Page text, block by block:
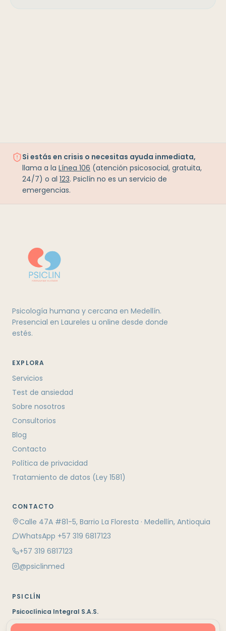
Si estás en crisis o necesitas ayuda inmediata,
llama a la Línea 106 (atención psicosocial, gratuita,
24/7) o al 123. Psiclín no es un servicio de
emergencias.
Psicología humana y cercana en Medellín.
Presencial en Laureles u online desde donde
estés.
EXPLORA
Servicios
Test de ansiedad
Sobre nosotros
Consultorios
Blog
Contacto
Política de privacidad
Tratamiento de datos (Ley 1581)
CONTACTO
Calle 47A #81-5, Barrio La Floresta · Medellín, Antioquia
WhatsApp +57 319 6817123
+57 319 6817123
@psiclinmed
PSICLÍN
Psicoclínica Integral S.A.S.
Medellín, Colombia